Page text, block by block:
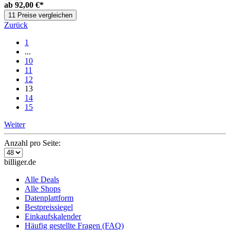
ab 92,00 €*
11 Preise vergleichen
Zurück
1
...
10
11
12
13
14
15
Weiter
Anzahl pro Seite:
billiger.de
Alle Deals
Alle Shops
Datenplattform
Bestpreissiegel
Einkaufskalender
Häufig gestellte Fragen (FAQ)